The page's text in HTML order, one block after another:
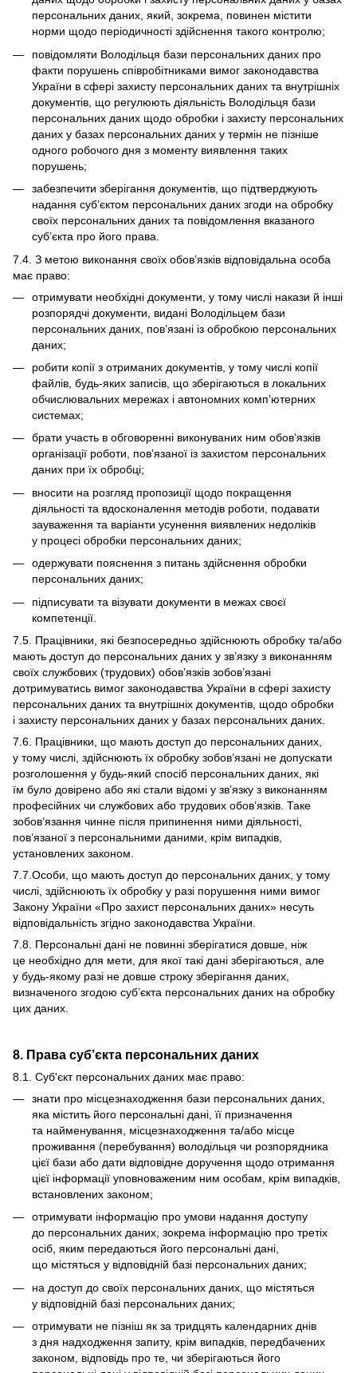
персональних даних, який, зокрема, повинен містити
норми щодо періодичності здійснення такого контролю;
повідомляти Володільця бази персональних даних про
факти порушень співробітниками вимог законодавства
України в сфері захисту персональних даних та внутрішніх
документів, що регулюють діяльність Володільця бази
персональних даних щодо обробки і захисту персональних
даних у базах персональних даних у термін не пізніше
одного робочого дня з моменту виявлення таких
порушень;
забезпечити зберігання документів, що підтверджують
надання суб’єктом персональних даних згоди на обробку
своїх персональних даних та повідомлення вказаного
суб’єкта про його права.
7.4. З метою виконання своїх обов’язків відповідальна особа
має право:
отримувати необхідні документи, у тому числі накази й інші
розпорядчі документи, видані Володільцем бази
персональних даних, пов’язані із обробкою персональних
даних;
робити копії з отриманих документів, у тому числі копії
файлів, будь-яких записів, що зберігаються в локальних
обчислювальних мережах і автономних комп’ютерних
системах;
брати участь в обговоренні виконуваних ним обов’язків
організації роботи, пов’язаної із захистом персональних
даних при їх обробці;
вносити на розгляд пропозиції щодо покращення
діяльності та вдосконалення методів роботи, подавати
зауваження та варіанти усунення виявлених недоліків
у процесі обробки персональних даних;
одержувати пояснення з питань здійснення обробки
персональних даних;
підписувати та візувати документи в межах своєї
компетенції.
7.5. Працівники, які безпосередньо здійснюють обробку та/або
мають доступ до персональних даних у зв’язку з виконанням
своїх службових (трудових) обов’язків зобов’язані
дотримуватись вимог законодавства України в сфері захисту
персональних даних та внутрішніх документів, щодо обробки
і захисту персональних даних у базах персональних даних.
7.6. Працівники, що мають доступ до персональних даних,
у тому числі, здійснюють їх обробку зобов’язані не допускати
розголошення у будь-який спосіб персональних даних, які
їм було довірено або які стали відомі у зв’язку з виконанням
професійних чи службових або трудових обов’язків. Таке
зобов’язання чинне після припинення ними діяльності,
пов’язаної з персональними даними, крім випадків,
установлених законом.
7.7.Особи, що мають доступ до персональних даних, у тому
числі, здійснюють їх обробку у разі порушення ними вимог
Закону України «Про захист персональних даних» несуть
відповідальність згідно законодавства України.
7.8. Персональні дані не повинні зберігатися довше, ніж
це необхідно для мети, для якої такі дані зберігаються, але
у будь-якому разі не довше строку зберігання даних,
визначеного згодою суб’єкта персональних даних на обробку
цих даних.
8. Права суб’єкта персональних даних
8.1. Суб'єкт персональних даних має право:
знати про місцезнаходження бази персональних даних,
яка містить його персональні дані, її призначення
та найменування, місцезнаходження та/або місце
проживання (перебування) володільця чи розпорядника
цієї бази або дати відповідне доручення щодо отримання
цієї інформації уповноваженим ним особам, крім випадків,
встановлених законом;
отримувати інформацію про умови надання доступу
до персональних даних, зокрема інформацію про третіх
осіб, яким передаються його персональні дані,
що містяться у відповідній базі персональних даних;
на доступ до своїх персональних даних, що містяться
у відповідній базі персональних даних;
отримувати не пізніш як за тридцять календарних днів
з дня надходження запиту, крім випадків, передбачених
законом, відповідь про те, чи зберігаються його